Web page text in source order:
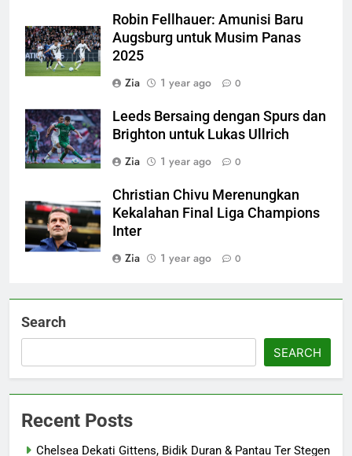
Robin Fellhauer: Amunisi Baru
Augsburg untuk Musim Panas
2025
Zia
1 year ago 0
Leeds Bersaing dengan Spurs dan
Brighton untuk Lukas Ullrich
Zia
1 year ago 0
Christian Chivu Merenungkan
Kekalahan Final Liga Champions
Inter
Zia
1 year ago 0
Search
SEARCH
Recent Posts
Chelsea Dekati Gittens, Bidik Duran & Pantau Ter Stegen